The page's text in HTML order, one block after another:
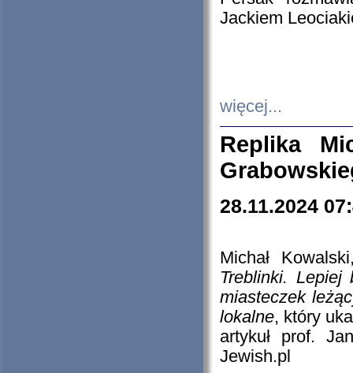
Jackiem
więcej...
Replika
28.11.2024
Michał
Treblinki. Lepiej
miasteczek
lokalne, który
artykuł prof.
Jewish.pl